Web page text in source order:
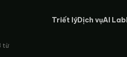
Triết lýDịch vụAI Lab
từ